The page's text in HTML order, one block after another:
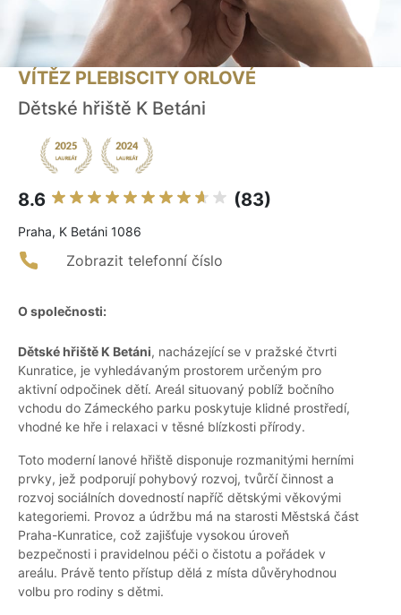
VÍTĚZ PLEBISCITY ORLOVÉ
Dětské hřiště K Betáni
8.6 (83)
Praha, K Betáni 1086
Zobrazit telefonní číslo
O společnosti:
Dětské hřiště K Betáni, nacházející se v pražské čtvrti
Kunratice, je vyhledávaným prostorem určeným pro
aktivní odpočinek dětí. Areál situovaný poblíž bočního
vchodu do Zámeckého parku poskytuje klidné prostředí,
vhodné ke hře i relaxaci v těsné blízkosti přírody.
Toto moderní lanové hřiště disponuje rozmanitými herními
prvky, jež podporují pohybový rozvoj, tvůrčí činnost a
rozvoj sociálních dovedností napříč dětskými věkovými
kategoriemi. Provoz a údržbu má na starosti Městská část
Praha-Kunratice, což zajišťuje vysokou úroveň
bezpečnosti i pravidelnou péči o čistotu a pořádek v
areálu. Právě tento přístup dělá z místa důvěryhodnou
volbu pro rodiny s dětmi.